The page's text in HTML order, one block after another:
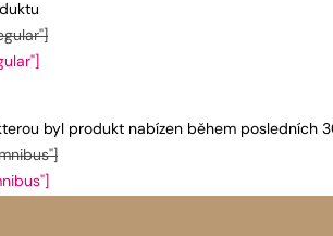
byl produkt nabízen během posledních